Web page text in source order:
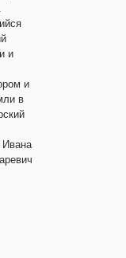
и
и
в
Ивана